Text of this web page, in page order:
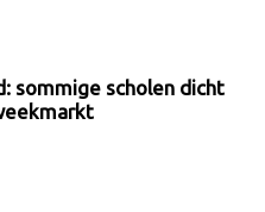
sommige scholen dicht